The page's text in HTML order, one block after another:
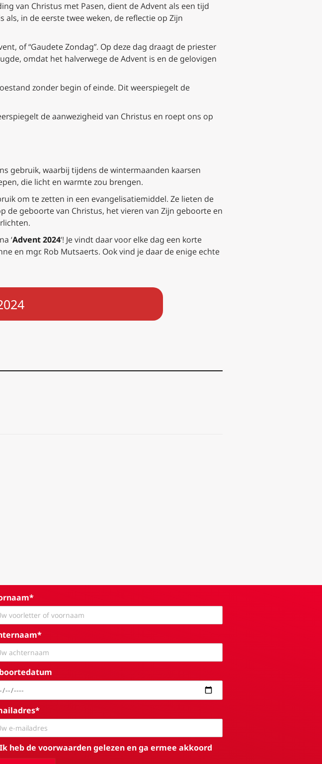
van Christus met Pasen, dient de Advent als een tijd
in de eerste twee weken, de reflectie op Zijn
of “Gaudete Zondag”. Op deze dag draagt de priester
omdat het halverwege de Advent is en de gelovigen
zonder begin of einde. Dit weerspiegelt de
de aanwezigheid van Christus en roept ons op
gebruik, waarbij tijdens de wintermaanden kaarsen
die licht en warmte zou brengen.
om te zetten in een evangelisatiemiddel. Ze lieten de
de geboorte van Christus, het vieren van Zijn geboorte en
‘Advent 2024‘! Je vindt daar voor elke dag een korte
en mgr. Rob Mutsaerts. Ook vind je daar de enige echte
Ik heb de voorwaarden gelezen en ga ermee akkoord